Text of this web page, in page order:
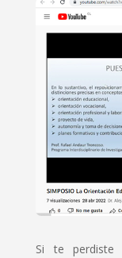
Si te perdiste